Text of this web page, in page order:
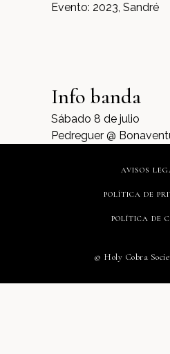
Evento: 2023, Sandré
Info banda
Sábado 8 de julio
Pedreguer @
AVISOS
POLÍTICA DE
POLÍTICA DE
© Holy Cobra